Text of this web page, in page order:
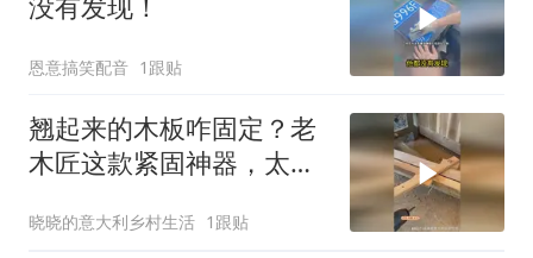
恩意搞笑配音 1跟贴
翘起来的木板咋固定？老
木匠这款紧固神器，太好
晓晓的意大利乡村生活 1跟贴